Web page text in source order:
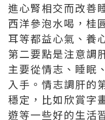
進心腎相交而改善
西洋參泡水喝，桂
耳等都益心氣、養
第二要點是注意調
主要從情志、睡眠
入手。情志調肝的
穩定，比如欣賞字
遊等一些好的生活